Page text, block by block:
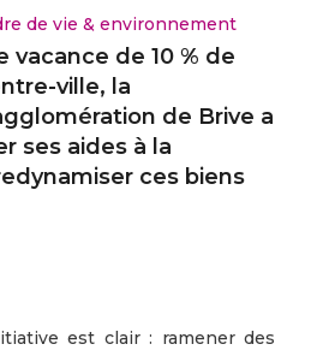
de vie & environnement
vacance de 10 % de
ville, la
de Brive a
ses aides à la
ces biens
est clair : ramener des